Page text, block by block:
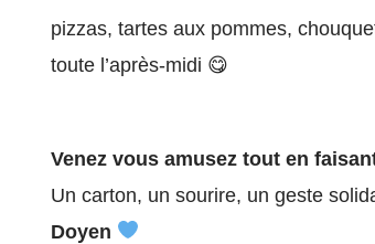
pizzas, tartes aux pommes,
toute l’après-midi 😋
Venez vous amusez tout en
Un carton, un sourire, un geste
Doyen